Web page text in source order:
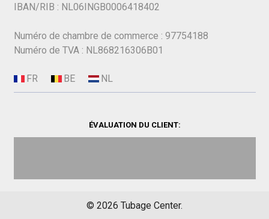
IBAN/RIB : NL06INGB0006418402
Numéro de chambre de commerce : 97754188
Numéro de TVA : NL868216306B01
ÉVALUATION DU CLIENT:
© 2026 Tubage Center.